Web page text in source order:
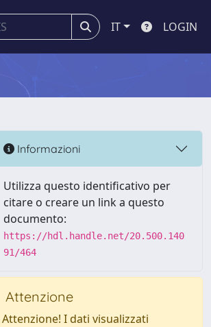
IT LOGIN
Informazioni
Utilizza questo identificativo per
citare o creare un link a questo
documento:
https://hdl.handle.net/20.500.140
91/464
Attenzione
Attenzione! I dati visualizzati